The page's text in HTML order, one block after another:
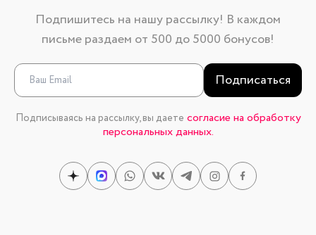
Подпишитесь на нашу рассылку! В каждом
письме раздаем от 500 до 5000 бонусов!
Подписаться
Подписываясь на рассылку, вы даете согласие на обработку
персональных данных.